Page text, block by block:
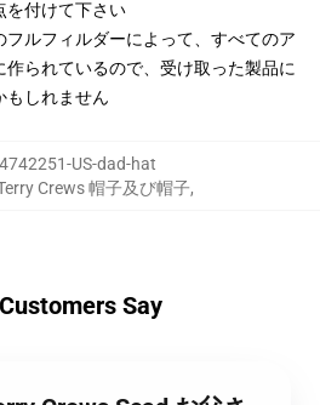
を付けて下さい
ルフィルダーによって、すべてのア
られているので、受け取った製品に
もしれません
US-dad-hat
Crews 帽子及び帽子,
Say